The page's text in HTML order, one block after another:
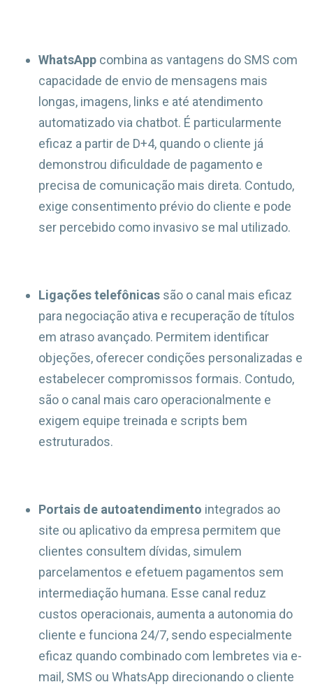
WhatsApp combina as vantagens do SMS com
capacidade de envio de mensagens mais
longas, imagens, links e até atendimento
automatizado via chatbot. É particularmente
eficaz a partir de D+4, quando o cliente já
demonstrou dificuldade de pagamento e
precisa de comunicação mais direta. Contudo,
exige consentimento prévio do cliente e pode
ser percebido como invasivo se mal utilizado.
Ligações telefônicas são o canal mais eficaz
para negociação ativa e recuperação de títulos
em atraso avançado. Permitem identificar
objeções, oferecer condições personalizadas e
estabelecer compromissos formais. Contudo,
são o canal mais caro operacionalmente e
exigem equipe treinada e scripts bem
estruturados.
Portais de autoatendimento integrados ao
site ou aplicativo da empresa permitem que
clientes consultem dívidas, simulem
parcelamentos e efetuem pagamentos sem
intermediação humana. Esse canal reduz
custos operacionais, aumenta a autonomia do
cliente e funciona 24/7, sendo especialmente
eficaz quando combinado com lembretes via e-
mail, SMS ou WhatsApp direcionando o cliente